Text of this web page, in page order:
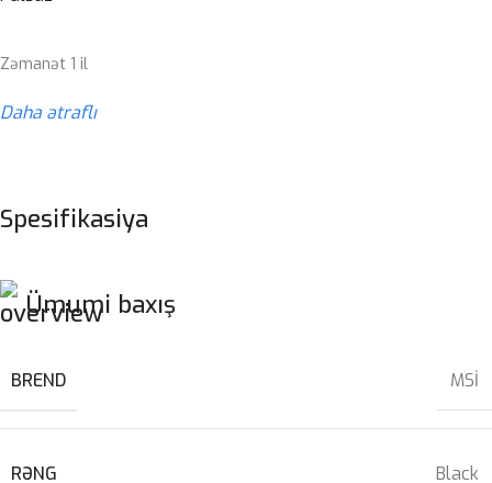
Zəmanət 1 il
Daha ətraflı
Spesifikasiya
Ümumi baxış
BREND MSİ
RƏNG Black